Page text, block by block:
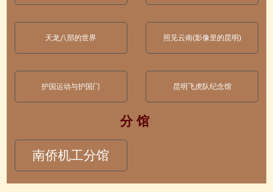
天龙八部的世界 照见云南(影像里的昆明)
护国运动与护国门 昆明飞虎队纪念馆
分 馆
南侨机工分馆